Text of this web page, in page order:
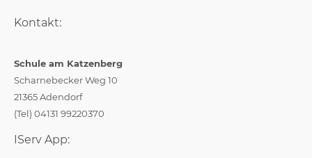
Kontakt:
Schule am Katzenberg
Scharnebecker Weg 10
21365 Adendorf
(Tel) 04131 99220370
IServ App: